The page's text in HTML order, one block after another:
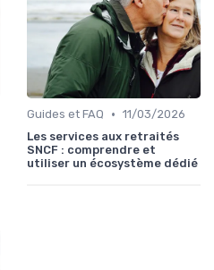
Guides et FAQ • 11/03/2026
Les services aux retraités
SNCF : comprendre et
utiliser un écosystème dédié